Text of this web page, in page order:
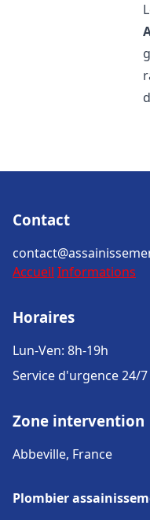
Contact
Accueil Informations
Horaires
Lun-Ven: 8h-19h
Service d'urgence 24/7
Zone intervention
Abbeville, France
Plombier